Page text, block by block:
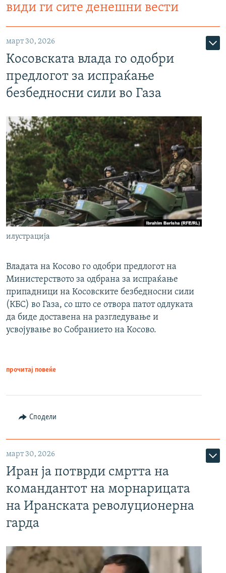
види ги сите денешни вести
март 30, 2026
Косовската влада го одобри
предлогот за испраќање
безбедносни сили во Газа
илустрација
Владата на Косово го одобри предлогот на
Министерството за одбрана за испраќање
припадници на Косовските безбедносни сили
(КБС) во Газа, со што се отвора патот одлуката
да биде доставена на разгледување и
усвојување во Собранието на Косово.
прочитај повеќе
Сподели
март 30, 2026
Иран ја потврди смртта на
командантот на морнарицата
на Иранската револуционерна
гарда